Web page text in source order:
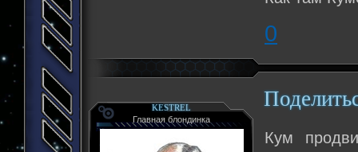
0
KESTREL
Главная блондинка
Кум